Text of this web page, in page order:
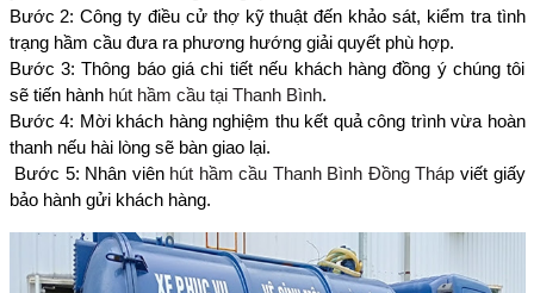
Bước 2: Công ty điều cử thợ kỹ thuật đến khảo sát, kiểm tra tình
trạng hầm cầu đưa ra phương hướng giải quyết phù hợp.
Bước 3: Thông báo giá chi tiết nếu khách hàng đồng ý chúng tôi
sẽ tiến hành hút hầm cầu tại Thanh Bình.
Bước 4: Mời khách hàng nghiệm thu kết quả công trình vừa hoàn
thanh nếu hài lòng sẽ bàn giao lại.
Bước 5: Nhân viên hút hầm cầu Thanh Bình Đồng Tháp viết giấy
bảo hành gửi khách hàng.